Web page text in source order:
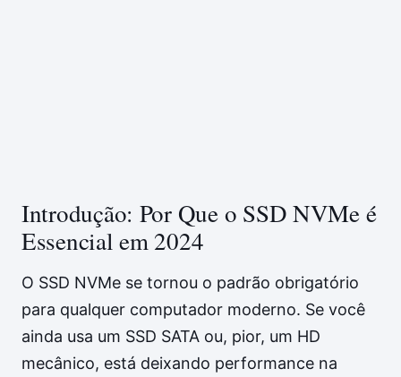
Introdução: Por Que o SSD NVMe é
Essencial em 2024
O SSD NVMe se tornou o padrão obrigatório
para qualquer computador moderno. Se você
ainda usa um SSD SATA ou, pior, um HD
mecânico, está deixando performance na